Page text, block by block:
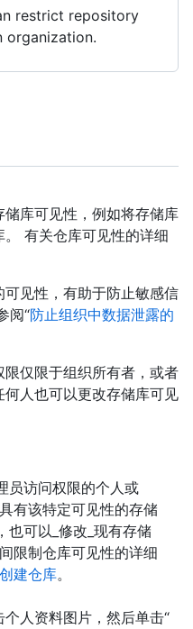
restrict repository
organization.
库可见性，例如将存储库
有关仓库可见性的详细
见性，有助于防止敏感信
阅“防止组织中数据泄露的
仅限于组织所有者，或者
人也可以更改存储库可见
员访问权限的个人或
有该特定可见性的存储
也可以_修改_现有存储
限制仓库可见性的详细
建仓库。
人资料图片，然后单击“